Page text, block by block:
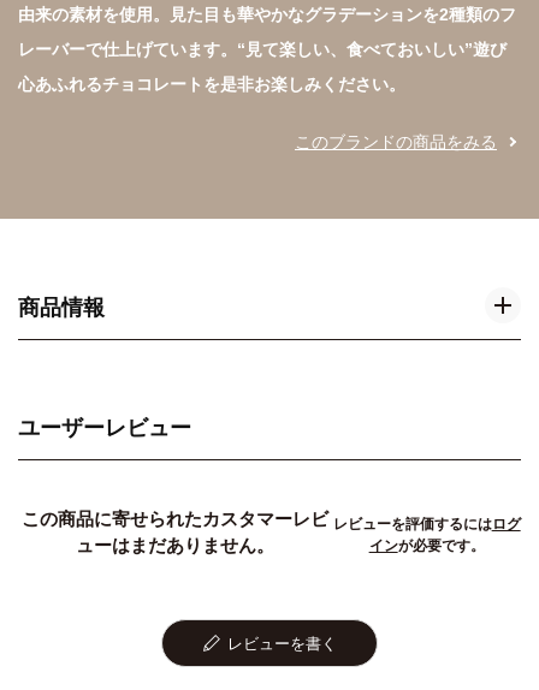
由来の素材を使用。見た目も華やかなグラデーションを2種類のフ
レーバーで仕上げています。“見て楽しい、食べておいしい”遊び
心あふれるチョコレートを是非お楽しみください。
このブランドの商品をみる
商品情報
ユーザーレビュー
この商品に寄せられたカスタマーレビ
ューはまだありません。
レビューを評価するにはログ
インが必要です。
レビューを書く